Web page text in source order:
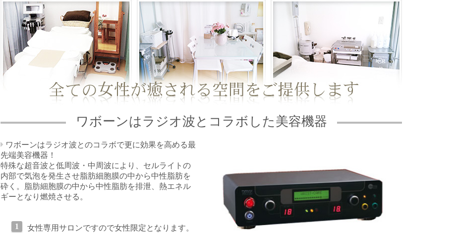
ワボーンはラジオ波とコラボした美容機器
ワボーンはラジオ波とのコラボで更に効果を高める最
先端美容機器！
特殊な超音波と低周波・中周波により、セルライトの
内部で気泡を発生させ脂肪細胞膜の中から中性脂肪を
砕く。脂肪細胞膜の中から中性脂肪を排泄、熱エネル
ギーとなり燃焼させる。
女性専用サロンですので女性限定となります。